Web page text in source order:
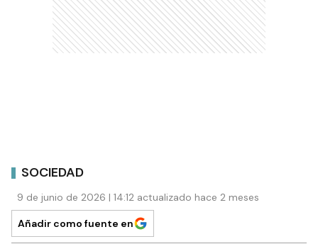
SOCIEDAD
9 de junio de 2026 | 14:12 actualizado hace 2 meses
Añadir como fuente en